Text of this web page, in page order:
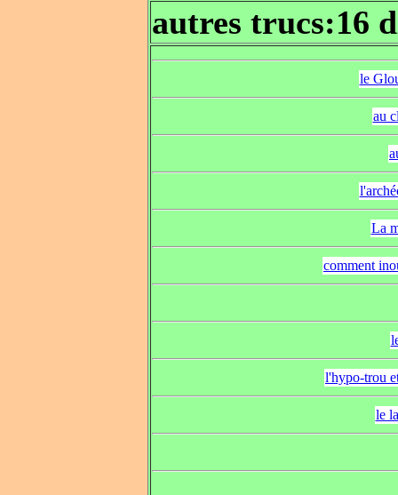
autres trucs:16
le
au
La
comment
l'hypo-trou
le